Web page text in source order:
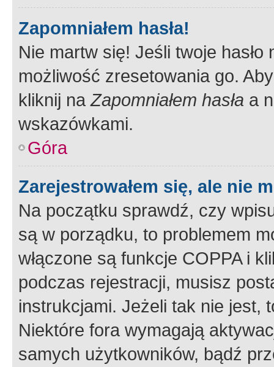
Zapomniałem hasła!
Nie martw się! Jeśli twoje
możliwość zresetowania go.
kliknij naZapomniałem hasła a
wskazówkami.
Góra
Zarejestrowałem się, ale nie
Na początku sprawdź, czy
są w porządku, to problemem
włączone są funkcje COPPA i
podczas rejestracji, musisz
instrukcjami. Jeżeli tak nie jest,
Niektóre fora wymagają
samych użytkowników, bądź